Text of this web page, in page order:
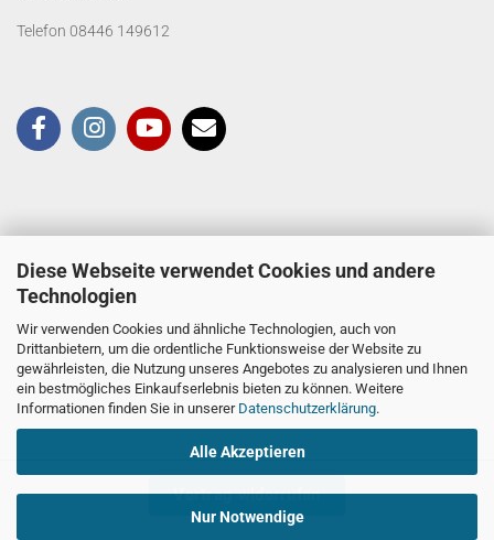
Diese Webseite verwendet Cookies und andere
Technologien
Wir verwenden Cookies und ähnliche Technologien, auch von
Drittanbietern, um die ordentliche Funktionsweise der Website zu
gewährleisten, die Nutzung unseres Angebotes zu analysieren und Ihnen
ein bestmögliches Einkaufserlebnis bieten zu können. Weitere
Informationen finden Sie in unserer Datenschutzerklärung.
Alle Akzeptieren
Nur Notwendige
Telefon 08446 149612
Vertrag widerrufen